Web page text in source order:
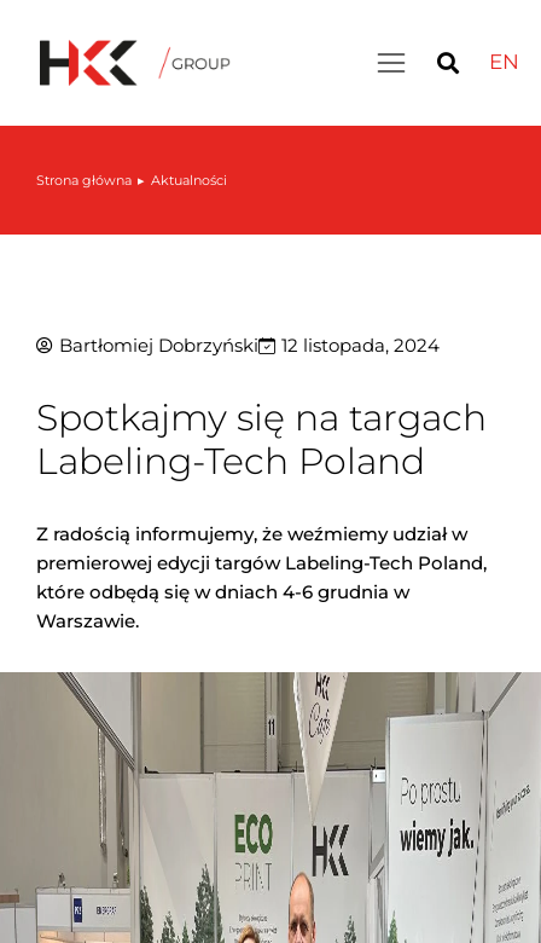
EN
Jesteś tutaj:
Strona główna Aktualności
Bartłomiej Dobrzyński 12 listopada, 2024
Spotkajmy się na targach
Labeling-Tech Poland
Z radością informujemy, że weźmiemy udział w
premierowej edycji targów Labeling-Tech Poland,
które odbędą się w dniach 4-6 grudnia w
Warszawie.